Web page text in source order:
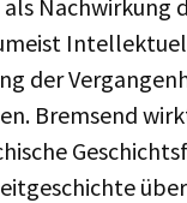
Nachwirkung
der
Bremsend